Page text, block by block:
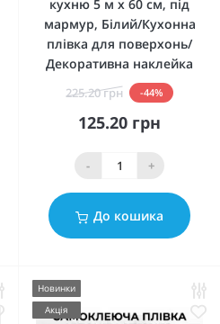
кухню 5 м х 60 см, під
мармур, Білий/Кухонна
плівка для поверхонь/
Декоративна наклейка
225.20 грн -44%
125.20 грн
- +
До кошика
Новинки
Акція